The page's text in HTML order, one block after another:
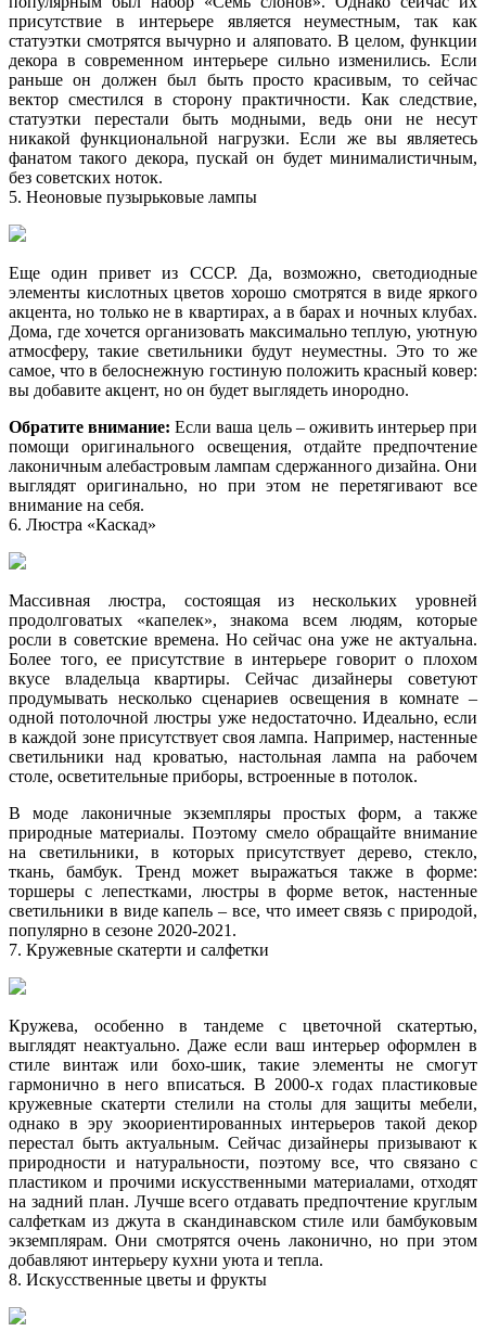
присутствие в интерьере является неуместным, так как
статуэтки смотрятся вычурно и аляповато. В целом, функции
декора в современном интерьере сильно изменились. Если
раньше он должен был быть просто красивым, то сейчас
вектор сместился в сторону практичности. Как следствие,
статуэтки перестали быть модными, ведь они не несут
никакой функциональной нагрузки. Если же вы являетесь
фанатом такого декора, пускай он будет минималистичным,
без советских ноток.
5. Неоновые пузырьковые лампы
Еще один привет из СССР. Да, возможно, светодиодные
элементы кислотных цветов хорошо смотрятся в виде яркого
акцента, но только не в квартирах, а в барах и ночных клубах.
Дома, где хочется организовать максимально теплую, уютную
атмосферу, такие светильники будут неуместны. Это то же
самое, что в белоснежную гостиную положить красный ковер:
вы добавите акцент, но он будет выглядеть инородно.
Обратите внимание: Если ваша цель – оживить интерьер при
помощи оригинального освещения, отдайте предпочтение
лаконичным алебастровым лампам сдержанного дизайна. Они
выглядят оригинально, но при этом не перетягивают все
внимание на себя.
6. Люстра «Каскад»
Массивная люстра, состоящая из нескольких уровней
продолговатых «капелек», знакома всем людям, которые
росли в советские времена. Но сейчас она уже не актуальна.
Более того, ее присутствие в интерьере говорит о плохом
вкусе владельца квартиры. Сейчас дизайнеры советуют
продумывать несколько сценариев освещения в комнате –
одной потолочной люстры уже недостаточно. Идеально, если
в каждой зоне присутствует своя лампа. Например, настенные
светильники над кроватью, настольная лампа на рабочем
столе, осветительные приборы, встроенные в потолок.
В моде лаконичные экземпляры простых форм, а также
природные материалы. Поэтому смело обращайте внимание
на светильники, в которых присутствует дерево, стекло,
ткань, бамбук. Тренд может выражаться также в форме:
торшеры с лепестками, люстры в форме веток, настенные
светильники в виде капель – все, что имеет связь с природой,
популярно в сезоне 2020-2021.
7. Кружевные скатерти и салфетки
Кружева, особенно в тандеме с цветочной скатертью,
выглядят неактуально. Даже если ваш интерьер оформлен в
стиле винтаж или бохо-шик, такие элементы не смогут
гармонично в него вписаться. В 2000-х годах пластиковые
кружевные скатерти стелили на столы для защиты мебели,
однако в эру экоориентированных интерьеров такой декор
перестал быть актуальным. Сейчас дизайнеры призывают к
природности и натуральности, поэтому все, что связано с
пластиком и прочими искусственными материалами, отходят
на задний план. Лучше всего отдавать предпочтение круглым
салфеткам из джута в скандинавском стиле или бамбуковым
экземплярам. Они смотрятся очень лаконично, но при этом
добавляют интерьеру кухни уюта и тепла.
8. Искусственные цветы и фрукты